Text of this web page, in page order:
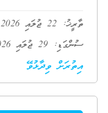
ތާރީޚު: 22 ޖުލައި 2026
ސުންގަޑި: 29 ޖުލައި 2026 14:00
އިތުރަށް ވިދާޅުވޭ